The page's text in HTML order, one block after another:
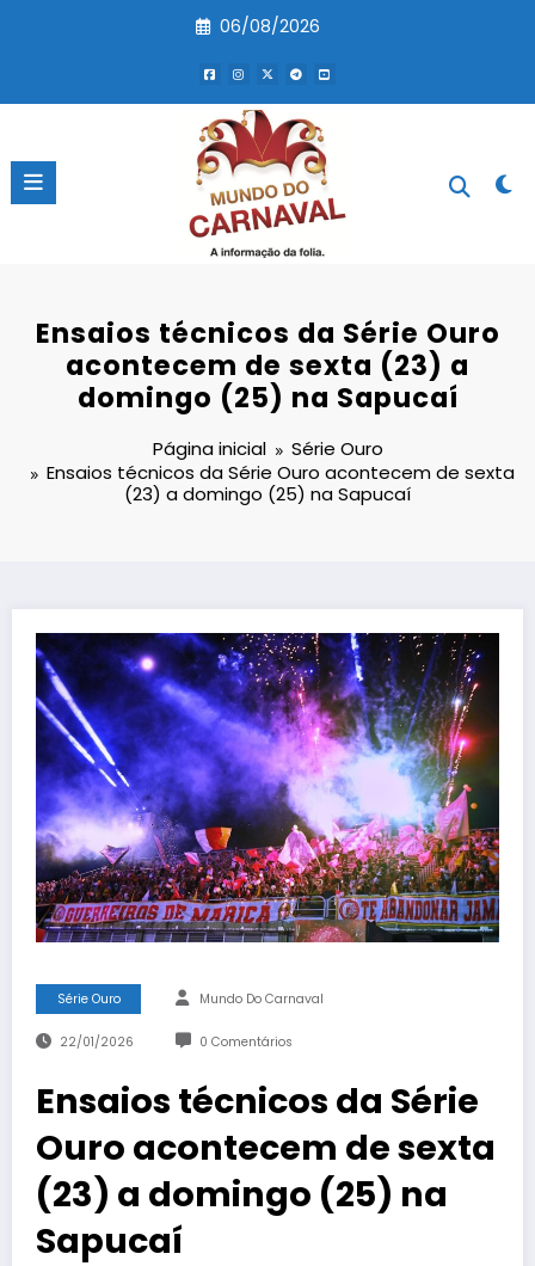
06/08/2026
Ensaios técnicos da Série Ouro
acontecem de sexta (23) a
domingo (25) na Sapucaí
Página inicial
Série Ouro
Ensaios técnicos da Série Ouro acontecem de sexta
(23) a domingo (25) na Sapucaí
Série Ouro Mundo Do Carnaval
22/01/2026 0 Comentários
Ensaios técnicos da Série
Ouro acontecem de sexta
(23) a domingo (25) na
Sapucaí